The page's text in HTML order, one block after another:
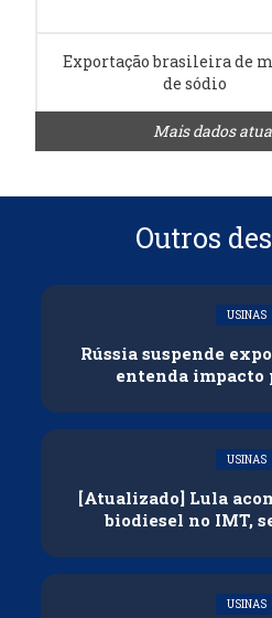
Exportação brasileira de
de sódio
Mais dados
Outros
USINAS
Rússia suspende
entenda impacto
USINAS
[Atualizado] Lula
biodiesel no IMT,
USINAS